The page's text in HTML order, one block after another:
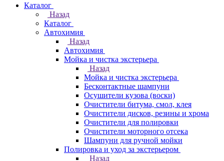
Каталог
Назад
Каталог
Автохимия
Назад
Автохимия
Мойка и чистка экстерьера
Назад
Мойка и чистка экстерьера
Бесконтактные шампуни
Осушители кузова (воски)
Очистители битума, смол, клея
Очистители дисков, резины и хрома
Очистители для полировки
Очистители моторного отсека
Шампуни для ручной мойки
Полировка и уход за экстерьером
Назад